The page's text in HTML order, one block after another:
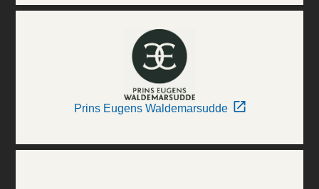
Prins Eugens Waldemarsudde